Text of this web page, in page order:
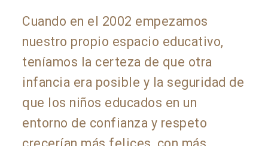
Cuando en el 2002 empezamos
nuestro propio espacio educativo,
teníamos la certeza de que otra
infancia era posible y la seguridad de
que los niños educados en un
entorno de confianza y respeto